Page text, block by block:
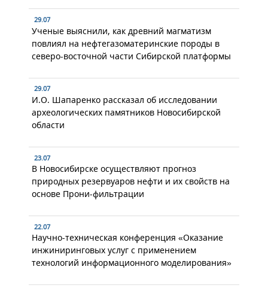
29.07
Ученые выяснили, как древний магматизм
повлиял на нефтегазоматеринские породы в
северо-восточной части Сибирской платформы
29.07
И.О. Шапаренко рассказал об исследовании
археологических памятников Новосибирской
области
23.07
В Новосибирске осуществляют прогноз
природных резервуаров нефти и их свойств на
основе Прони-фильтрации
22.07
Научно-техническая конференция «Оказание
инжиниринговых услуг с применением
технологий информационного моделирования»